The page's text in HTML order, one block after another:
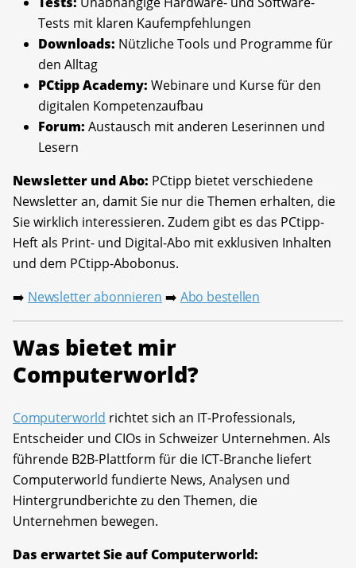
Tests mit klaren Kaufempfehlungen
Downloads: Nützliche Tools und Programme für
den Alltag
PCtipp Academy: Webinare und Kurse für den
digitalen Kompetenzaufbau
Forum: Austausch mit anderen Leserinnen und
Lesern
Newsletter und Abo: PCtipp bietet verschiedene
Newsletter an, damit Sie nur die Themen erhalten, die
Sie wirklich interessieren. Zudem gibt es das PCtipp-
Heft als Print- und Digital-Abo mit exklusiven Inhalten
und dem PCtipp-Abobonus.
➡️ Newsletter abonnieren ➡️ Abo bestellen
Was bietet mir
Computerworld?
Computerworld richtet sich an IT-Professionals,
Entscheider und CIOs in Schweizer Unternehmen. Als
führende B2B-Plattform für die ICT-Branche liefert
Computerworld fundierte News, Analysen und
Hintergrundberichte zu den Themen, die
Unternehmen bewegen.
Das erwartet Sie auf Computerworld: